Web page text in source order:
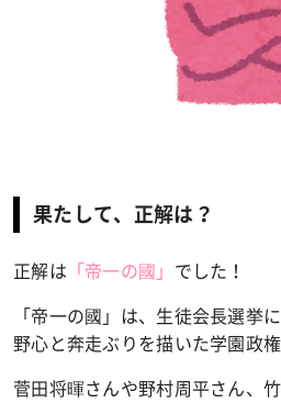
果たして、正解は？
正解は 「帝一の國」 でした！
「帝一の國」は、生徒会長選挙
野心と奔走ぶりを描いた学園政
菅田将暉さんや野村周平さん、